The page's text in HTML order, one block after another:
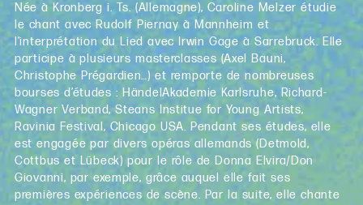
Née à Kronberg i. Ts. (Allemagne), Caroline Melzer étudie
le chant avec Rudolf Piernay à Mannheim et
l’interprétation du Lied avec Irwin Gage à Sarrebruck. Elle
participe à plusieurs masterclasses (Axel Bauni,
Christophe Prégardien…) et remporte de nombreuses
bourses d’études : HändelAkademie Karlsruhe, Richard-
Wagner Verband, Steans Institue for Young Artists,
Ravinia Festival, Chicago USA. Pendant ses études, elle
est engagée par divers opéras allemands (Detmold,
Cottbus et Lübeck) pour le rôle de Donna Elvira/Don
Giovanni, par exemple, grâce auquel elle fait ses
premières expériences de scène. Par la suite, elle chante